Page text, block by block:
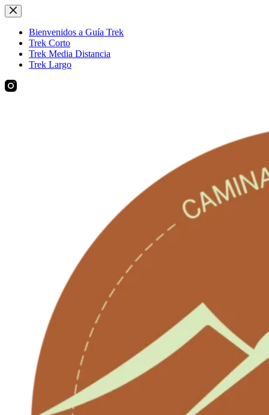
Saltar
al
contenidoBienvenidos a Guía Trek
Trek Corto
Trek Media Distancia
Trek Largo